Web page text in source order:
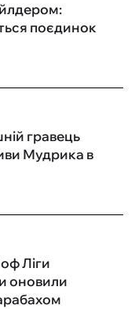
поєдинок
гравець
Мудрика в
Ліги
оновили